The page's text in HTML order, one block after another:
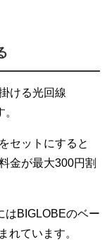
ける光回線
セットにすると
金が最大300円割
はBIGLOBEのベー
れています。